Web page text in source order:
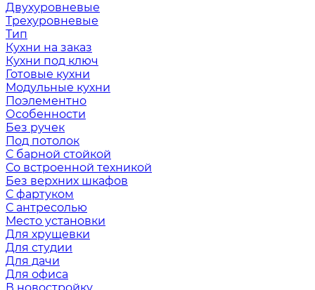
Двухуровневые
Трехуровневые
Тип
Кухни на заказ
Кухни под ключ
Готовые кухни
Модульные кухни
Поэлементно
Особенности
Без ручек
Под потолок
С барной стойкой
Со встроенной техникой
Без верхних шкафов
С фартуком
С антресолью
Место установки
Для хрущевки
Для студии
Для дачи
Для офиса